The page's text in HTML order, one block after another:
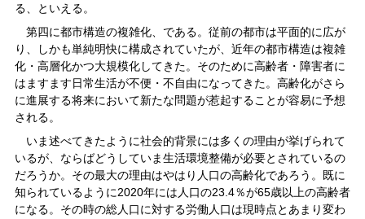
る、といえる。
第四に都市構造の複雑化、である。従前の都市は平面的に広が
り、しかも単純明快に構成されていたが、近年の都市構造は複雑
化・高層化かつ大規模化してきた。そのために高齢者・障害者に
はますます日常生活が不便・不自由になってきた。高齢化がさら
に進展する将来において新たな問題が惹起することが容易に予想
される。
いま述べてきたように社会的背景には多くの理由が挙げられて
いるが、ならばどうしていま生活環境整備が必要とされているの
だろうか。その最大の理由はやはり人口の高齢化であろう。既に
知られているように2020年には人口の23.4％が65歳以上の高齢者
になる。その時の総人口に対する労働人口は現時点とあまり変わ